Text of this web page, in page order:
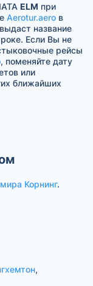
ELM при
Aerotur.aero в
название
Если Вы не
рейсы
, поменяйте дату
или
ближайших
Корнинг.
,